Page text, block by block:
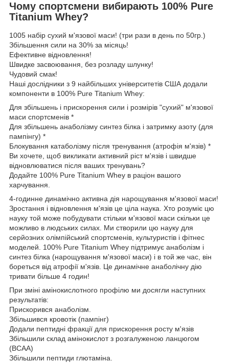
Чому спортсмени вибирають 100% Pure
Titanium Whey?
1005 набір сухий м'язової маси! (три рази в день по 50гр.)
Збільшення сили на 30% за місяць!
Ефективне відновлення!
Швидке засвоювання, без розладу шлунку!
Чудовий смак!
Наші дослідники з 9 найбільших університетів США додали
компоненти в 100% Pure Titanium Whey:
Для збільшень і прискорення сили і розмірів "сухий" м'язової
маси спортсменів *
Для збільшень анаболізму синтез білка і затримку азоту (для
пампінгу) *
Блокування катаболізму після тренування (атрофія м'язів) *
Ви хочете, щоб викликати активний ріст м'язів і швидше
відновлюватися після ваших тренувань?
Додайте 100% Pure Titanium Whey в раціон вашого
харчування.
4-годинне динамічно активна дія нарощування м'язової маси!
Зростання і відновлення м'язів це ціла наука. Хто розуміє цю
науку той може побудувати стільки м'язової маси скільки це
можливо в людських силах. Ми створили цю науку для
серйозних олімпійський спортсменів, культуристів і фітнес
моделей. 100% Pure Titanium Whey підтримує анаболізм і
синтез білка (нарощування м'язової маси) і в той же час, він
бореться від атрофії м'язів. Це динамічне анаболічну дію
тривати більше 4 годин!
При зміні амінокислотного профілю ми досягли наступних
результатів:
Прискорився анаболізм.
Збільшився кровотік (пампінг)
Додали пептидні фракції для прискорення росту м'язів
Збільшили склад амінокислот з розгалуженою ланцюгом
(BCAA)
Збільшили пептиди глютаміна.